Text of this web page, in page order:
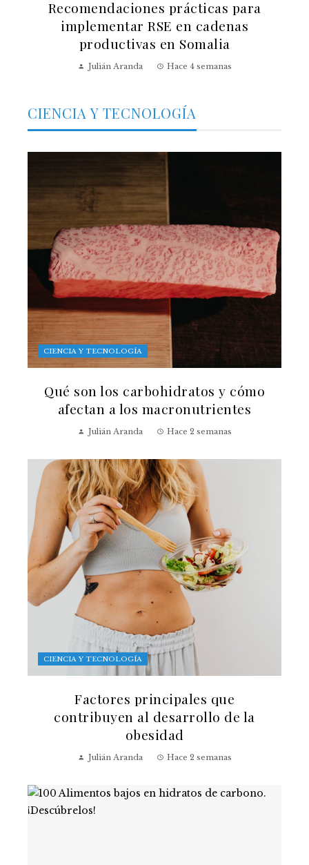
Recomendaciones prácticas para
implementar RSE en cadenas
productivas en Somalia
Julián Aranda Hace 4 semanas
CIENCIA Y TECNOLOGÍA
CIENCIA Y TECNOLOGÍA
Qué son los carbohidratos y cómo
afectan a los macronutrientes
Julián Aranda Hace 2 semanas
CIENCIA Y TECNOLOGÍA
Factores principales que
contribuyen al desarrollo de la
obesidad
Julián Aranda Hace 2 semanas